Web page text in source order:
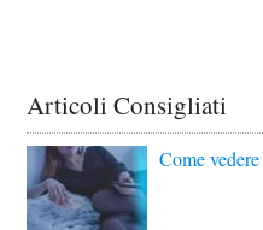
Articoli Consigliati
Come